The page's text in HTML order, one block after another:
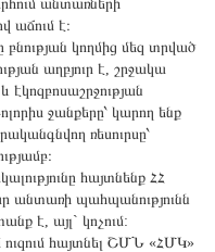
անտառների
աճում է։
կողմից մեզ տրված
աղբյուր է, շրջակա
ջանքերը՝ կարող ենք
ռեսուրսը՝
հայտնենք ՀՀ
անտառի պահպանությունն
է, այլ` կոչում:
ուզում հայտնել ՇՄՆ «ՀՄԿ»